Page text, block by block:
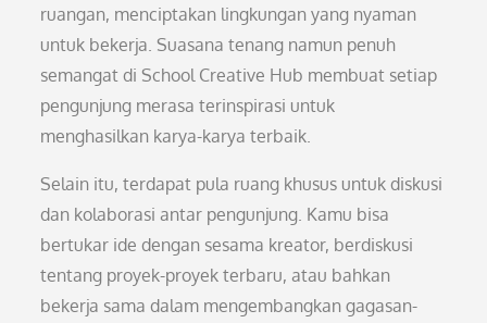
ruangan, menciptakan lingkungan yang nyaman
untuk bekerja. Suasana tenang namun penuh
semangat di School Creative Hub membuat setiap
pengunjung merasa terinspirasi untuk
menghasilkan karya-karya terbaik.
Selain itu, terdapat pula ruang khusus untuk diskusi
dan kolaborasi antar pengunjung. Kamu bisa
bertukar ide dengan sesama kreator, berdiskusi
tentang proyek-proyek terbaru, atau bahkan
bekerja sama dalam mengembangkan gagasan-